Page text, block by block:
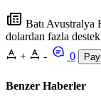
Batı Avustralya
dolardan fazla destek
+
- 0
Benzer Haberler